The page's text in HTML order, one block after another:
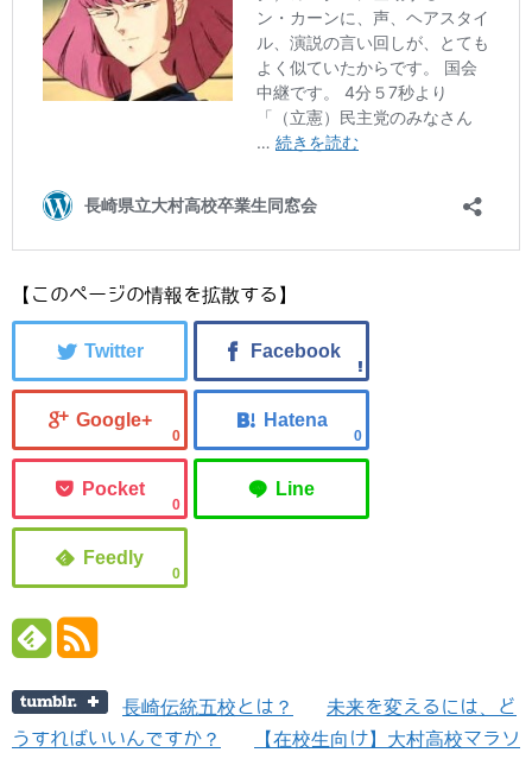
【このページの情報を拡散する】
0 0
0
0
長崎伝統五校とは？
未来を変えるには、ど
うすればいいんですか？
【在校生向け】大村高校マラソ